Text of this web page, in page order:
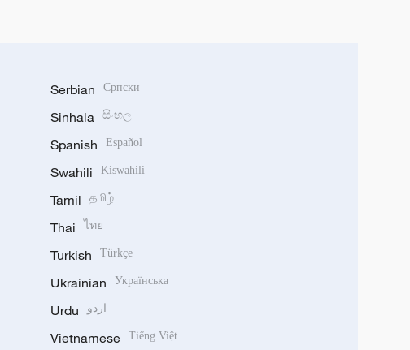
Serbian Српски
Sinhala සිංහල
Spanish Español
Swahili Kiswahili
Tamil தமிழ்
Thai ไทย
Turkish Türkçe
Ukrainian Українська
Urdu اردو
Vietnamese Tiếng Việt